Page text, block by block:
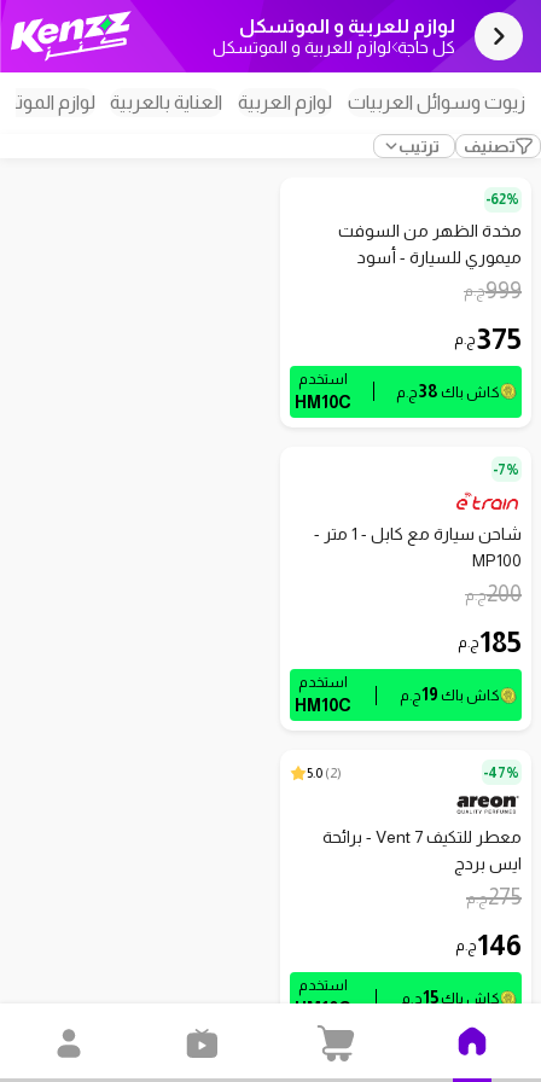
لوازم للعربية و الموتسكل
كل حاجة لوازم للعربية و الموتسكل
زيوت وسوائل العربيات لوازم العربية العناية بالعربية لوازم
تصنيف ترتيب
62%-
مخدة الظهر من السوفت
ميموري للسيارة - أسود
999ج.م
375ج.م
كاش باك 38ج.م
استخدم
HM10C
7%-
شاحن سيارة مع كابل - 1 متر -
MP100
200ج.م
185ج.م
كاش باك 19ج.م
استخدم
HM10C
47%-
(
2
)
5.0
معطر للتكيف Vent 7 - برائحة
ايس بردج
275ج.م
146ج.م
كاش باك15ج.م
استخدم
HM10C
16%-